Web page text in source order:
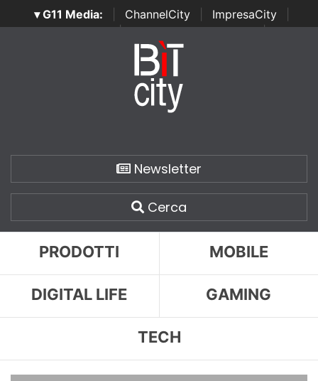
▾ G11 Media: ChannelCity ImpresaCity
SecurityOpenLab | Italian Channel Awards | Italian
Italian Security Awards
Newsletter
Cerca
PRODOTTI MOBILE
DIGITAL LIFE GAMING
TECH